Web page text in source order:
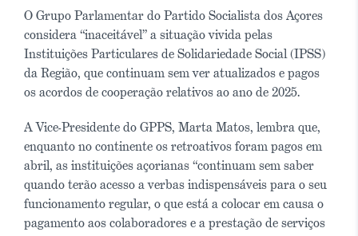
O Grupo Parlamentar do Partido Socialista dos Açores
considera “inaceitável” a situação vivida pelas
Instituições Particulares de Solidariedade Social (IPSS)
da Região, que continuam sem ver atualizados e pagos
os acordos de cooperação relativos ao ano de 2025.
A Vice-Presidente do GPPS, Marta Matos, lembra que,
enquanto no continente os retroativos foram pagos em
abril, as instituições açorianas “continuam sem saber
quando terão acesso a verbas indispensáveis para o seu
funcionamento regular, o que está a colocar em causa o
pagamento aos colaboradores e a prestação de serviços